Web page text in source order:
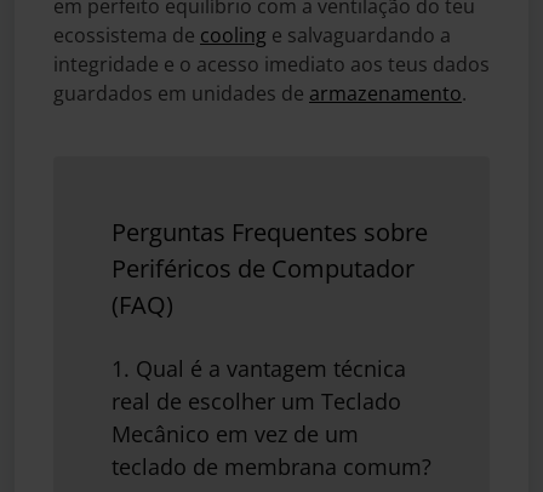
em perfeito equilíbrio com a ventilação do teu
ecossistema de cooling e salvaguardando a
integridade e o acesso imediato aos teus dados
guardados em unidades de armazenamento.
Perguntas Frequentes sobre
Periféricos de Computador
(FAQ)
1. Qual é a vantagem técnica
real de escolher um Teclado
Mecânico em vez de um
teclado de membrana comum?